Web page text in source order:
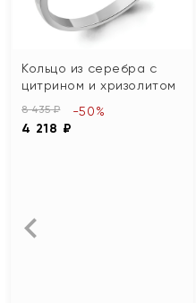
Кольцо из серебра с
цитрином и хризолитом
8 435 ₽
4 218 ₽
-50%